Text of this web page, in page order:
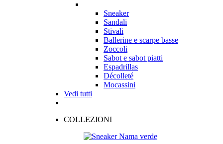
Sneaker
Sandali
Stivali
Ballerine e scarpe basse
Zoccoli
Sabot e sabot piatti
Espadrillas
Décolleté
Mocassini
Vedi tutti
COLLEZIONI